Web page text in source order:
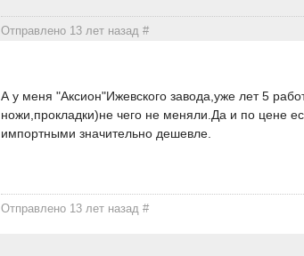
Отправлено 13 лет назад#
А у меня "Аксион"Ижевского завода,уже лет 5
ножи,прокладки)не чего не меняли.Да и по цене
импортными значительно дешевле.
Отправлено 13 лет назад#